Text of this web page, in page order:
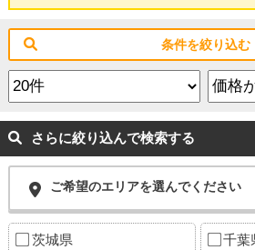
条件を絞り込む
さらに絞り込んで検索する
ご希望のエリアを選んでください
茨城県 千葉